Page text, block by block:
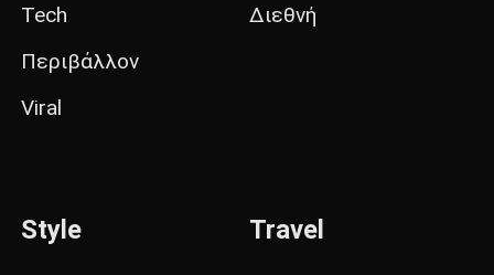
Tech
Περιβάλλον
Viral
Διεθνή
Style Travel